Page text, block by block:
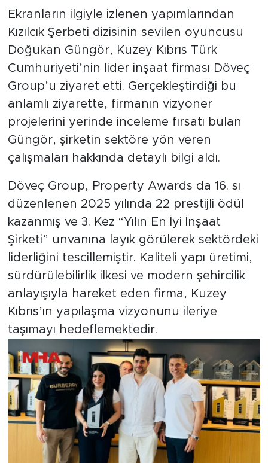
Ekranların ilgiyle izlenen yapımlarından
Kızılcık Şerbeti dizisinin sevilen oyuncusu
Doğukan Güngör, Kuzey Kıbrıs Türk
Cumhuriyeti’nin lider inşaat firması Döveç
Group’u ziyaret etti. Gerçekleştirdiği bu
anlamlı ziyarette, firmanın vizyoner
projelerini yerinde inceleme fırsatı bulan
Güngör, şirketin sektöre yön veren
çalışmaları hakkında detaylı bilgi aldı.
Döveç Group, Property Awards da 16. sı
düzenlenen 2025 yılında 22 prestijli ödül
kazanmış ve 3. Kez “Yılın En İyi İnşaat
Şirketi” unvanına layık görülerek sektördeki
liderliğini tescillemiştir. Kaliteli yapı üretimi,
sürdürülebilirlik ilkesi ve modern şehircilik
anlayışıyla hareket eden firma, Kuzey
Kıbrıs’ın yapılaşma vizyonunu ileriye
taşımayı hedeflemektedir.